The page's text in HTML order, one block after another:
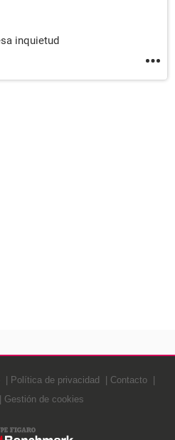
inquietud
Política de privacidad
Contacto
Gestión de cookies